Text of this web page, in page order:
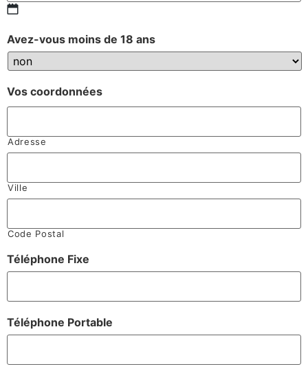
Avez-vous moins de 18 ans
Vos coordonnées
Adresse
Ville
Code Postal
Téléphone Fixe
Téléphone Portable